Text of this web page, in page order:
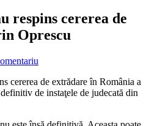
respins cererea de
Oprescu
cererea de extrădare în România a
de instaţele de judecată din